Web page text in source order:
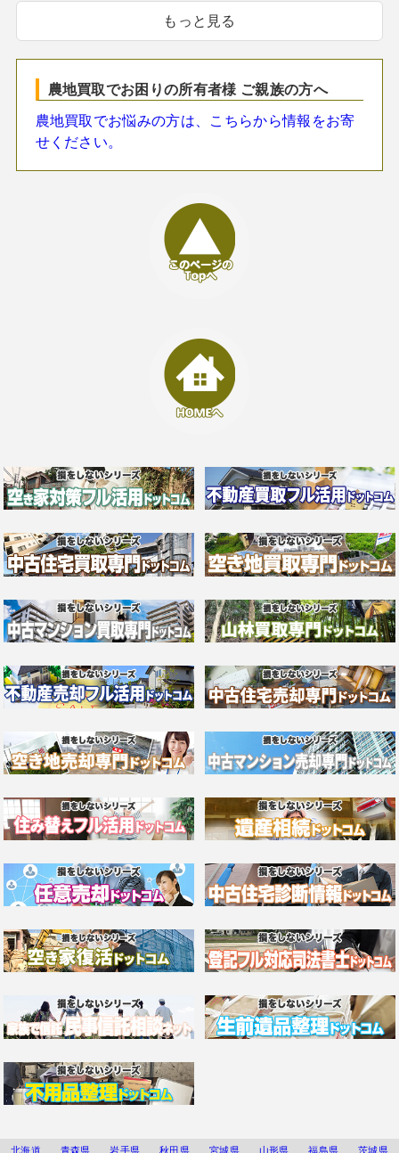
もっと見る
農地買取でお困りの所有者様 ご親族の方へ
農地買取でお悩みの方は、こちらから情報をお寄
せください。
北海道 青森県 岩手県 秋田県 宮城県 山形県 福島県 茨城県